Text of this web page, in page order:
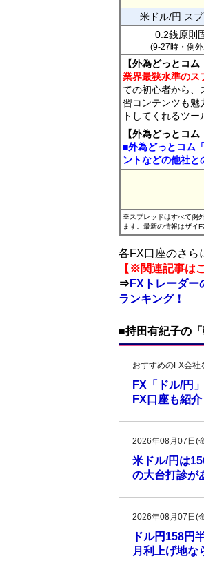
米ドル/円 ス
0.2銭原則
(9-27時・例
【外為どっとコ
業界最狭水準のス
ての初心者から、
習コンテンツも魅
トしてくれるツー
【外為どっとコ
■外為どっとコム
ントなどの他社と
※スプレッドはすべて例
ます。最新の情報はザイ
各FX口座のさら
【※関連記事は
⇒FXトレーダ
ランキング！
■持田有紀子の
おすすめのFX会社
FX「ドル/円
FX口座も紹
2026年08月07日(
米ドル/円は
の大台打診が
2026年08月07日(
ドル円158円
月利上げ地な